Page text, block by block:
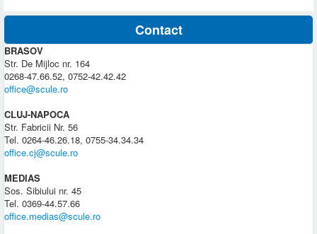
Contact
BRASOV
Str. De Mijloc nr. 164
0268-47.66.52, 0752-42.42.42
office@scule.ro
CLUJ-NAPOCA
Str. Fabricii Nr. 56
Tel. 0264-46.26.18, 0755-34.34.34
office.cj@scule.ro
MEDIAS
Sos. Sibiului nr. 45
Tel. 0369-44.57.66
office.medias@scule.ro